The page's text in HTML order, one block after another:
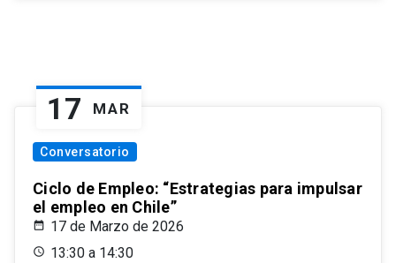
17 MAR
Conversatorio
Ciclo de Empleo: “Estrategias para impulsar
el empleo en Chile”
17 de Marzo de 2026
13:30 a 14:30